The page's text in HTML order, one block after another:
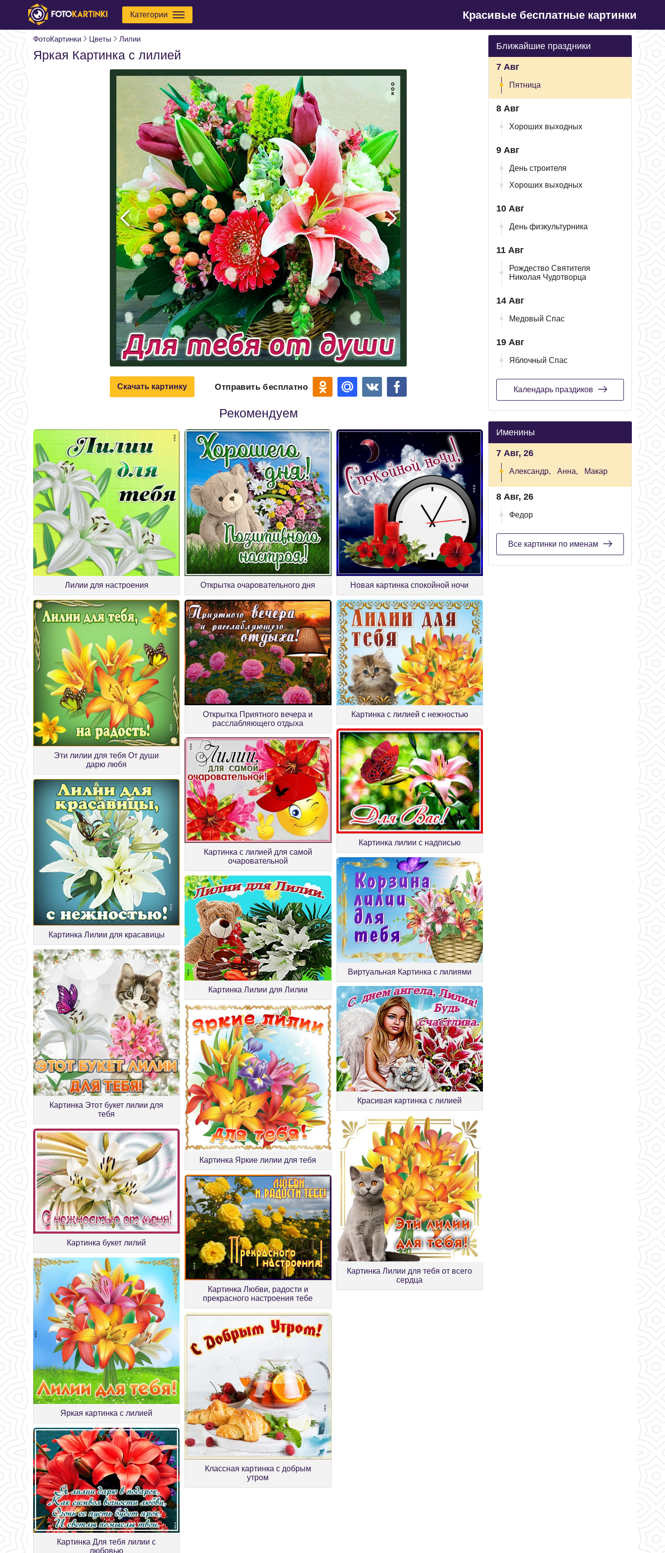
Категории Красивые бесплатные картинки
ФотоКартинки Цветы Лилии
Яркая Картинка с лилией
Скачать картинку Отправить бесплатно
Рекомендуем
Лилии для настроения Открытка очаровательного дня Новая картинка спокойной ночи
Эти лилии для тебя От души
дарю любя
Открытка Приятного вечера и
расслабляющего отдыха
Картинка с лилией с нежностью
Картинка Лилии для красавицы
Картинка с лилией для самой
очаровательной
Картинка лилии с надписью
Картинка Этот букет лилии для
тебя
Картинка Лилии для Лилии
Виртуальная Картинка с лилиями
Картинка букет лилий
Картинка Яркие лилии для тебя
Красивая картинка с лилией
Яркая картинка с лилией
Картинка Любви, радости и
прекрасного настроения тебе
Картинка Лилии для тебя от всего
сердца
Картинка Для тебя лилии с
любовью
Классная картинка с добрым
утром
Ближайшие праздники
7 Авг
Пятница
8 Авг
Хороших выходных
9 Авг
День строителя
Хороших выходных
10 Авг
День физкультурника
11 Авг
Рождество Святителя
Николая Чудотворца
14 Авг
Медовый Спас
19 Авг
Яблочный Спас
Календарь праздиков
Именины
7 Авг, 26
Александр, Анна, Макар
8 Авг, 26
Федор
Все картинки по именам